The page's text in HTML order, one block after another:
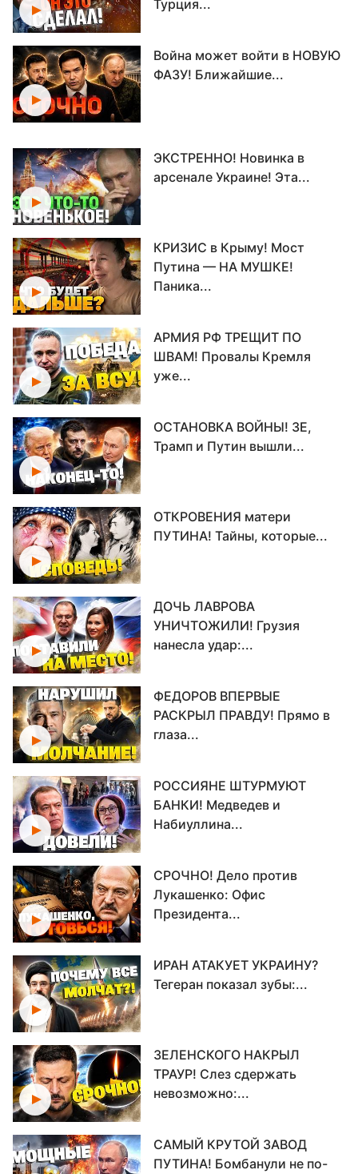
Турция...
Война может войти в НОВУЮ
ФАЗУ! Ближайшие...
ЭКСТРЕННО! Новинка в
арсенале Украине! Эта...
КРИЗИС в Крыму! Мост
Путина — НА МУШКЕ!
Паника...
АРМИЯ РФ ТРЕЩИТ ПО
ШВАМ! Провалы Кремля
уже...
ОСТАНОВКА ВОЙНЫ! ЗЕ,
Трамп и Путин вышли...
ОТКРОВЕНИЯ матери
ПУТИНА! Тайны, которые...
ДОЧЬ ЛАВРОВА
УНИЧТОЖИЛИ! Грузия
нанесла удар:...
ФЕДОРОВ ВПЕРВЫЕ
РАСКРЫЛ ПРАВДУ! Прямо в
глаза...
РОССИЯНЕ ШТУРМУЮТ
БАНКИ! Медведев и
Набиуллина...
СРОЧНО! Дело против
Лукашенко: Офис
Президента...
ИРАН АТАКУЕТ УКРАИНУ?
Тегеран показал зубы:...
ЗЕЛЕНСКОГО НАКРЫЛ
ТРАУР! Слез сдержать
невозможно:...
САМЫЙ КРУТОЙ ЗАВОД
ПУТИНА! Бомбанули не по-